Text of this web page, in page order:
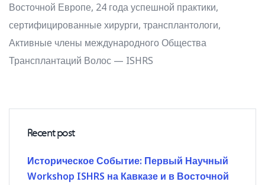
Восточной Европе, 24 года успешной практики,
сертифицированные хирурги, трансплантологи,
Активные члены международного Общества
Трансплантаций Волос — ISHRS
Recent post
Историческое Событие: Первый Научный
Workshop ISHRS на Кавказе и в Восточной